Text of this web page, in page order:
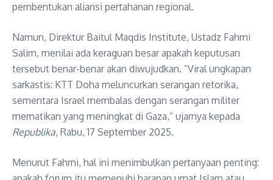
pembentukan aliansi pertahanan regional.
Namun, Direktur Baitul Maqdis Institute, Ustadz Fahmi
Salim, menilai ada keraguan besar apakah keputusan
tersebut benar-benar akan diwujudkan. “Viral ungkapan
sarkastis: KTT Doha meluncurkan serangan retorika,
sementara Israel membalas dengan serangan militer
mematikan yang meningkat di Gaza,” ujarnya kepada
Republika, Rabu, 17 September 2025.
Menurut Fahmi, hal ini menimbulkan pertanyaan penting: